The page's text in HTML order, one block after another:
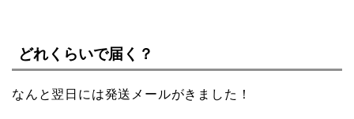
どれくらいで届く？
なんと翌日には発送メールがきました！